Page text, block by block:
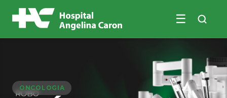
☰
ONCOLOGIA